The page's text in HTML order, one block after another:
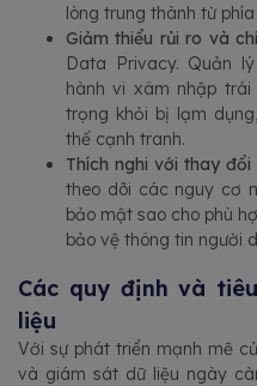
lòng trung thành từ
Giảm thiểu rủi ro và
Data Privacy. Quản
hành vi xâm nhập
trọng khỏi bị lạm
thế cạnh tranh.
Thích nghi với thay đổi
theo dõi các nguy cơ
bảo mật sao cho phù
bảo vệ thông tin người
Các quy định và
liệu
Với sự phát triển mạnh mẽ
và giám sát dữ liệu ngày